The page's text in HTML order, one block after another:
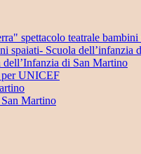
spettacolo teatrale
spaiati- Scuola dell’infanzia
di San Martino
per UNICEF
Martino